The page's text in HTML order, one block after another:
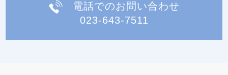
電話でのお問い合わせ
023-643-7511